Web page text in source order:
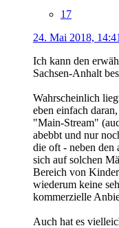
17
24. Mai 2018, 14:41
Ich kann den
Sachsen-Anhalt
Wahrscheinlich
eben einfach
"Main-Stream"
abebbt und nur
die oft - neben den
sich auf solchen
Bereich von
wiederum keine
kommerzielle
Auch hat es